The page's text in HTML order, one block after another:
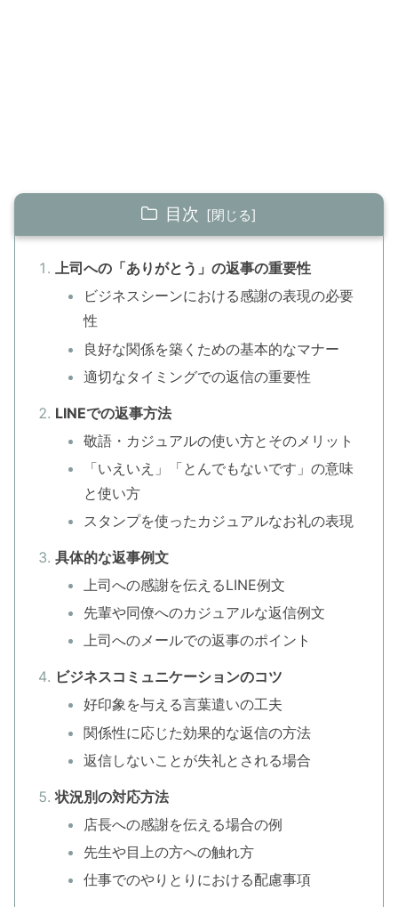
目次
上司への「ありがとう」の返事の重要性
ビジネスシーンにおける感謝の表現の必要
性
良好な関係を築くための基本的なマナー
適切なタイミングでの返信の重要性
LINEでの返事方法
敬語・カジュアルの使い方とそのメリット
「いえいえ」「とんでもないです」の意味
と使い方
スタンプを使ったカジュアルなお礼の表現
具体的な返事例文
上司への感謝を伝えるLINE例文
先輩や同僚へのカジュアルな返信例文
上司へのメールでの返事のポイント
ビジネスコミュニケーションのコツ
好印象を与える言葉遣いの工夫
関係性に応じた効果的な返信の方法
返信しないことが失礼とされる場合
状況別の対応方法
店長への感謝を伝える場合の例
先生や目上の方への触れ方
仕事でのやりとりにおける配慮事項